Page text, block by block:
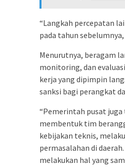
“Langkah percepatan
pada tahun
Menurutnya, beragam
monitoring, dan
kerja yang dipimpin
sanksi bagi perangkat
“Pemerintah pusat
membentuk tim
kebijakan teknis,
permasalahan di
melakukan hal yang